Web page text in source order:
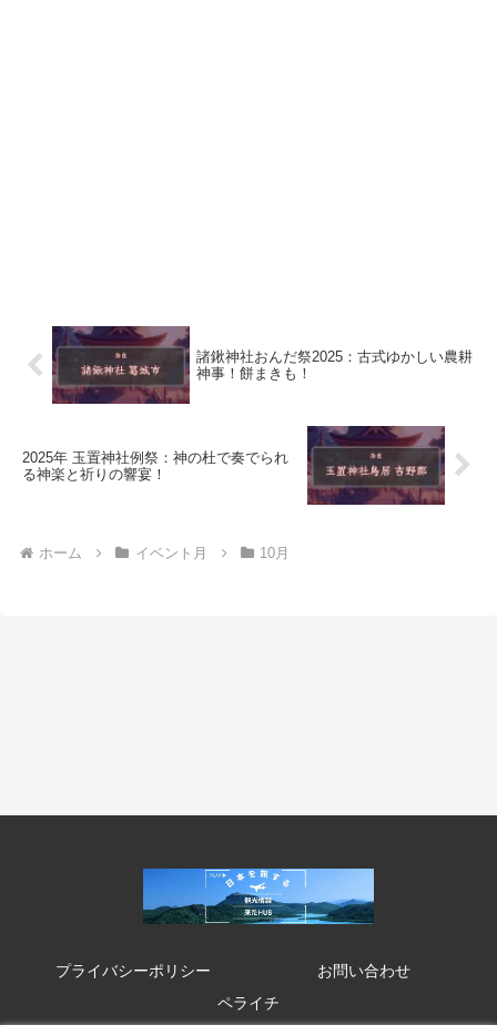
諸鍬神社おんだ祭2025：古式ゆかしい農耕
神事！餅まきも！
2025年 玉置神社例祭：神の杜で奏でられ
る神楽と祈りの響宴！
ホーム イベント月 10月
プライバシーポリシー
お問い合わせ
ペライチ